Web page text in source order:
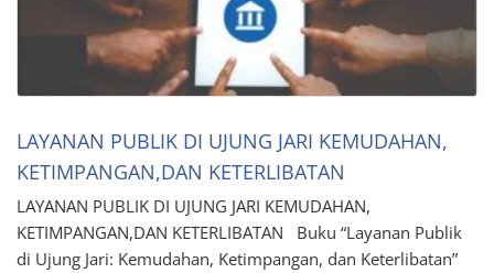
LAYANAN PUBLIK DI UJUNG JARI KEMUDAHAN,
KETIMPANGAN,DAN KETERLIBATAN
LAYANAN PUBLIK DI UJUNG JARI KEMUDAHAN,
KETIMPANGAN,DAN KETERLIBATAN Buku “Layanan Publik
di Ujung Jari: Kemudahan, Ketimpangan, dan Keterlibatan”